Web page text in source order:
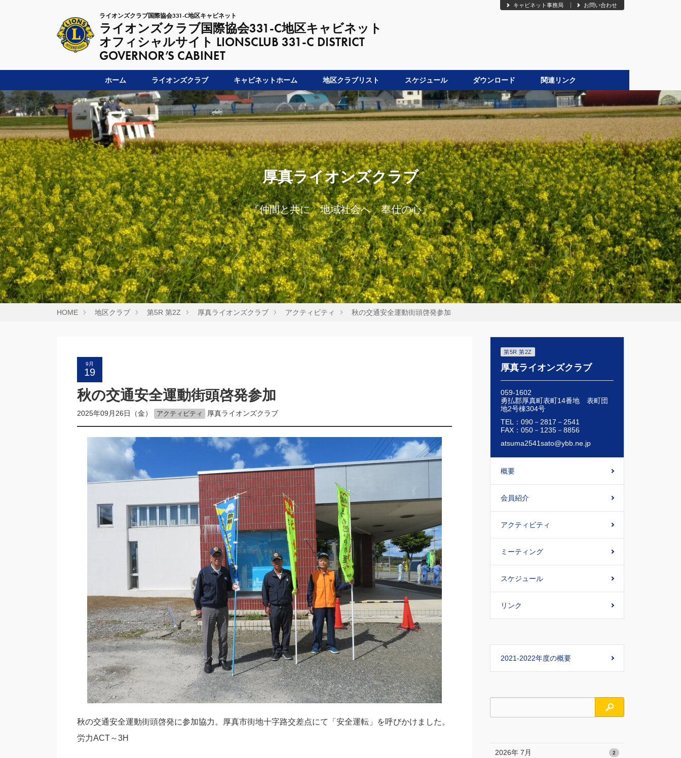
ライオンズクラブ国際協会331-C地区キャビネット
ライオンズクラブ国際協会331-C地区キャビネット
オフィシャルサイト LIONSCLUB 331-C DISTRICT
GOVERNOR’S CABINET
キャビネット事務局 お問い合わせ
ホーム ライオンズクラブ キャビネットホーム 地区クラブリスト スケジュール ダウンロード 関連リンク
厚真ライオンズクラブ
『仲間と共に 地域社会へ 奉仕の心』
HOME 地区クラブ 第5R 第2Z 厚真ライオンズクラブ アクティビティ 秋の交通安全運動街頭啓発参加
9月
19
秋の交通安全運動街頭啓発参加
2025年09月26日（金） アクティビティ 厚真ライオンズクラブ
秋の交通安全運動街頭啓発に参加協力。厚真市街地十字路交差点にて「安全運転」を呼びかけました。
労力ACT～3H
第5R 第2Z
厚真ライオンズクラブ
059-1602
勇払郡厚真町表町14番地 表町団
地2号棟304号
TEL：090－2817－2541
FAX：050－1235－8856
atsuma2541sato@ybb.ne.jp
概要
会員紹介
アクティビティ
ミーティング
スケジュール
リンク
2021-2022年度の概要
検索
2026年 7月 2